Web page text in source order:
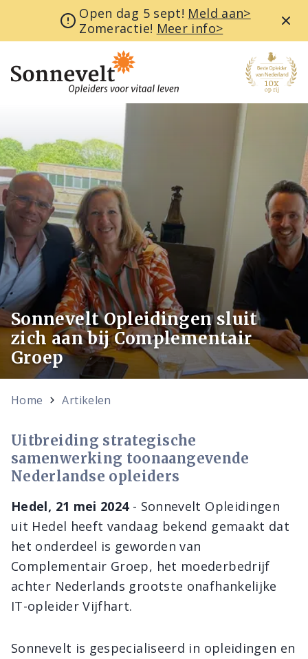
Open dag 5 sept! Meld aan>
Zomeractie! Meer info>
Sonnevelt Opleidingen sluit
zich aan bij Complementair
Groep
Home Artikelen
Uitbreiding strategische
samenwerking toonaangevende
Nederlandse opleiders
Hedel, 21 mei 2024- Sonnevelt Opleidingen
uit Hedel heeft vandaag bekend gemaakt dat
het onderdeel is geworden van
Complementair Groep, het moederbedrijf
achter Nederlands grootste onafhankelijke
IT-opleider Vijfhart.
Sonnevelt is gespecialiseerd in opleidingen en